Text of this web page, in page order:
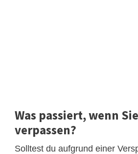
Was passiert, wenn
verpassen?
Solltest du aufgrund einer